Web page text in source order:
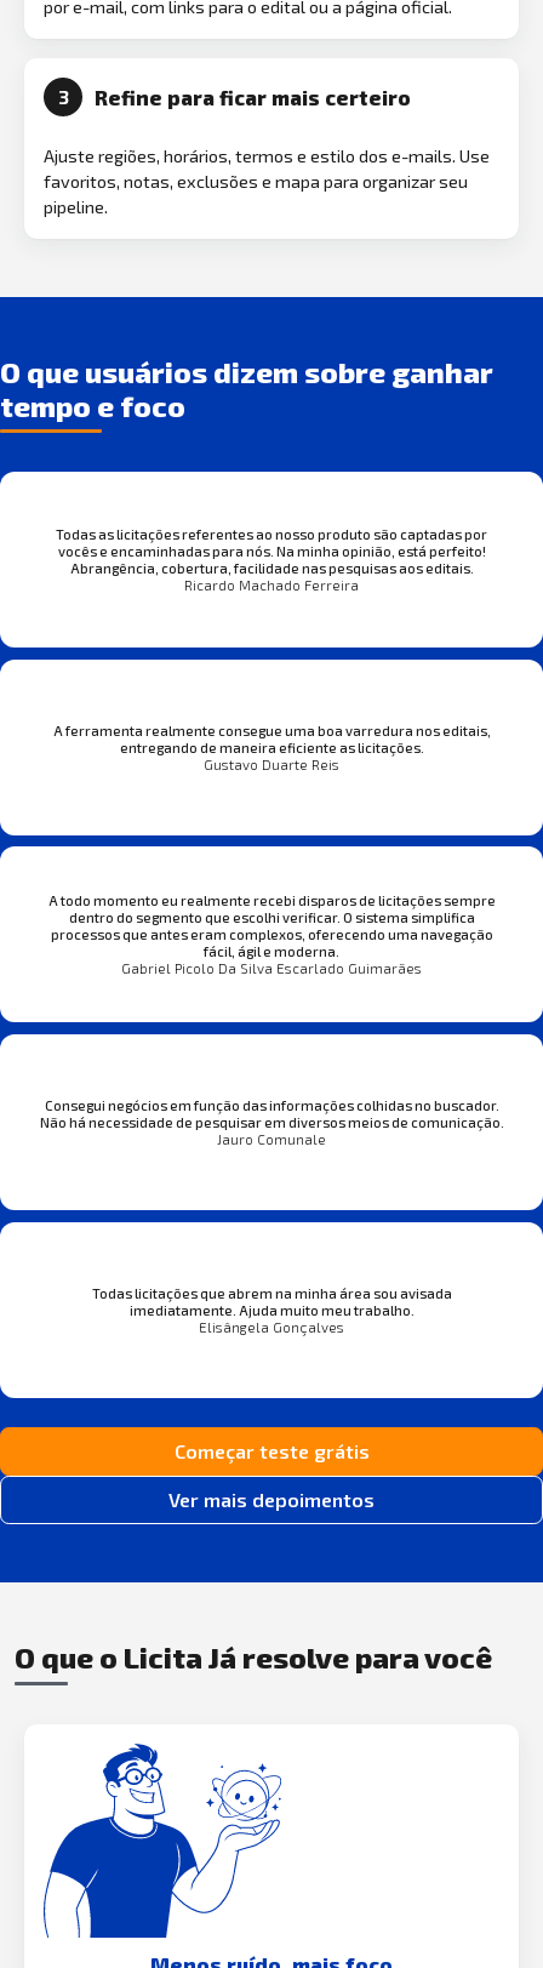
por e-mail, com links para o edital ou a página oficial.
3 Refine para ficar mais certeiro
Ajuste regiões, horários, termos e estilo dos e-mails. Use
favoritos, notas, exclusões e mapa para organizar seu
pipeline.
O que usuários dizem sobre ganhar
tempo e foco
Todas as licitações referentes ao nosso produto são captadas por
vocês e encaminhadas para nós. Na minha opinião, está perfeito!
Abrangência, cobertura, facilidade nas pesquisas aos editais.
Ricardo Machado Ferreira
A ferramenta realmente consegue uma boa varredura nos editais,
entregando de maneira eficiente as licitações.
Gustavo Duarte Reis
A todo momento eu realmente recebi disparos de licitações sempre
dentro do segmento que escolhi verificar. O sistema simplifica
processos que antes eram complexos, oferecendo uma navegação
fácil, ágil e moderna.
Gabriel Picolo Da Silva Escarlado Guimarães
Consegui negócios em função das informações colhidas no buscador.
Não há necessidade de pesquisar em diversos meios de comunicação.
Jauro Comunale
Todas licitações que abrem na minha área sou avisada
imediatamente. Ajuda muito meu trabalho.
Elisângela Gonçalves
Começar teste grátis
Ver mais depoimentos
O que o Licita Já resolve para você